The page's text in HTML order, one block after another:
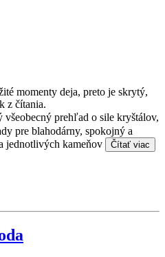
momenty deja, preto je skrytý,
z čítania.
všeobecný prehľad o sile kryštálov,
pre blahodárny, spokojný a
jednotlivých kameňov
Čítať viac